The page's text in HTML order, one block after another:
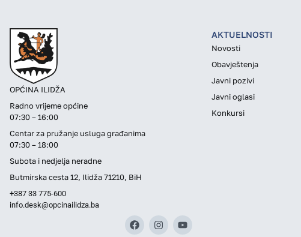
OPĆINA ILIDŽA
Radno vrijeme općine
07:30 – 16:00
Centar za pružanje usluga građanima
07:30 – 18:00
Subota i nedjelja neradne
Butmirska cesta 12, Ilidža 71210, BiH
+387 33 775-600
info.desk@opcinailidza.ba
AKTUELNOSTI
Novosti
Obavještenja
Javni pozivi
Javni oglasi
Konkursi